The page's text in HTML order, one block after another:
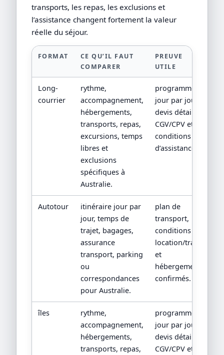
transports, les repas, les exclusions et
l’assistance changent fortement la valeur
réelle du séjour.
FORMAT
CE QU’IL FAUT
COMPARER
PREUVE
UTILE
Long-
courrier
rythme,
accompagnement,
hébergements,
transports, repas,
excursions, temps
libres et
exclusions
spécifiques à
Australie.
programme
jour par jour,
devis détaillé,
CGV/CPV et
conditions
d’assistance.
Autotour
itinéraire jour par
jour, temps de
trajet, bagages,
assurance
transport, parking
ou
correspondances
pour Australie.
plan de
transport,
conditions
location/train
et
hébergements
confirmés.
îles
rythme,
accompagnement,
hébergements,
transports, repas,
programme
jour par jour,
devis détaillé,
CGV/CPV et